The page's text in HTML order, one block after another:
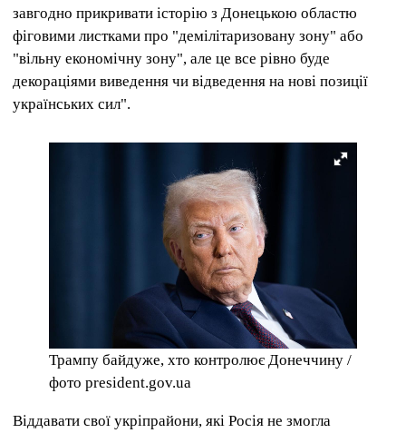
завгодно прикривати історію з Донецькою областю
фіговими листками про "демілітаризовану зону" або
"вільну економічну зону", але це все рівно буде
декораціями виведення чи відведення на нові позиції
українських сил".
Трампу байдуже, хто контролює Донеччину /
фото president.gov.ua
Віддавати свої укріпрайони, які Росія не змогла